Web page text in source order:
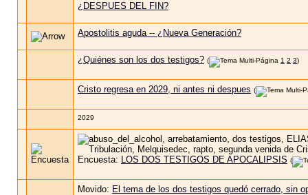
¿DESPUES DEL FIN?
Apostolitis aguda -- ¿Nueva Generación?
¿Quiénes son los dos testigos? ( 1 2 3)
Cristo regresa en 2029, ni antes ni despues (
2029
Encuesta: LOS DOS TESTIGOS DE APOCALIPSIS (
Movido: El tema de los dos testigos quedó cerrado, sin